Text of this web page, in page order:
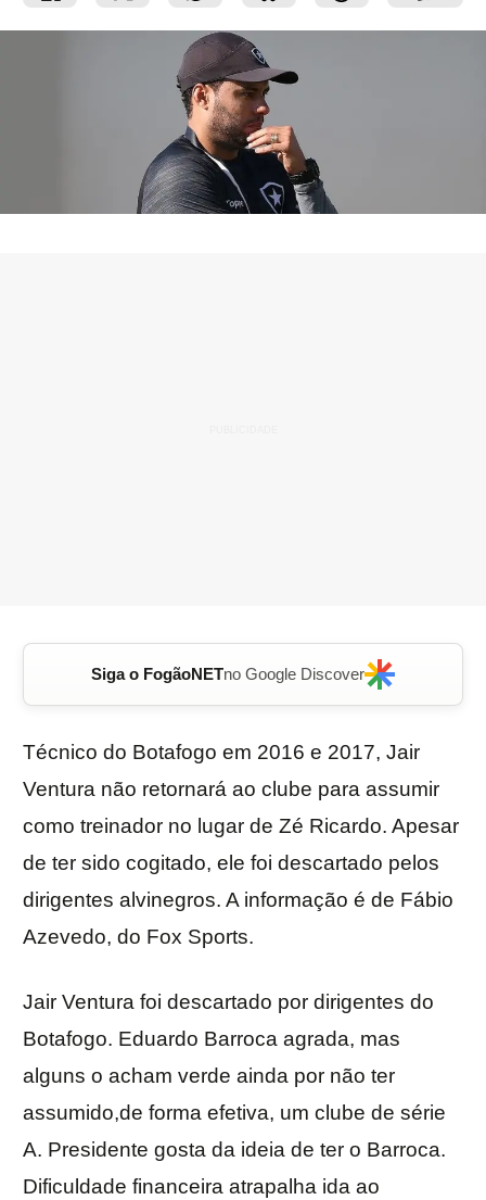
Siga o FogãoNETno Google Discover
Técnico do Botafogo em 2016 e 2017, Jair
Ventura não retornará ao clube para assumir
como treinador no lugar de Zé Ricardo. Apesar
de ter sido cogitado, ele foi descartado pelos
dirigentes alvinegros. A informação é de Fábio
Azevedo, do Fox Sports.
Jair Ventura foi descartado por dirigentes do
Botafogo. Eduardo Barroca agrada, mas
alguns o acham verde ainda por não ter
assumido,de forma efetiva, um clube de série
A. Presidente gosta da ideia de ter o Barroca.
Dificuldade financeira atrapalha ida ao